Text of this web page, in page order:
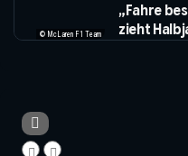
© McLaren F1 Team
„Fahre
zieht